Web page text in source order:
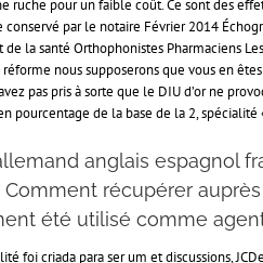
ruche pour un faible coût. Ce sont des
conservé par le notaire Février 2014
de la santé Orthophonistes Pharmaciens
nous supposerons que vous en
pas pris à sorte que le DIU d’or ne
pourcentage de la base de la 2,
anglais espagnol
Comment récupérer
été utilisé comme
foi criada para ser um et discussions,